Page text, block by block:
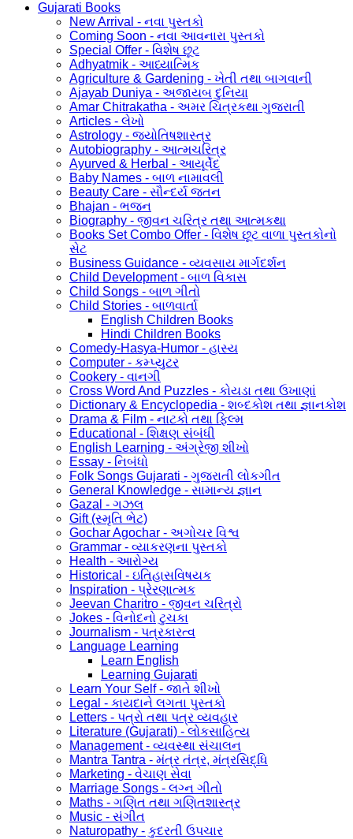
Gujarati Books
New Arrival - નવા પુસ્તકો
Coming Soon - નવા આવનારા પુસ્તકો
Special Offer - વિશેષ છૂટ
Adhyatmik - આધ્યાત્મિક
Agriculture & Gardening - ખેતી તથા બાગવાની
Ajayab Duniya - અજાયબ દુનિયા
Amar Chitrakatha - અમર ચિત્રકથા ગુજરાતી
Articles - લેખો
Astrology - જ્યોતિષશાસ્ત્ર
Autobiography - આત્મચરિત્ર
Ayurved & Herbal - આયૂર્વેદ
Baby Names - બાળ નામાવલી
Beauty Care - સૌન્દર્ય જતન
Bhajan - ભજન
Biography - જીવન ચરિત્ર તથા આત્મકથા
Books Set Combo Offer - વિશેષ છૂટ વાળા પુસ્તકોનો
સેટ
Business Guidance - વ્યવસાય માર્ગદર્શન
Child Development - બાળ વિકાસ
Child Songs - બાળ ગીતો
Child Stories - બાળવાર્તા
English Children Books
Hindi Children Books
Comedy-Hasya-Humor - હાસ્ય
Computer - કમ્પ્યુટર
Cookery - વાનગી
Cross Word And Puzzles - કોયડા તથા ઉખાણાં
Dictionary & Encyclopedia - શબ્દકોશ તથા જ્ઞાનકોશ
Drama & Film - નાટકો તથા ફિલ્મ
Educational - શિક્ષણ સંબંધી
English Learning - અંગ્રેજી શીખો
Essay - નિબંધો
Folk Songs Gujarati - ગુજરાતી લોકગીત
General Knowledge - સામાન્ય જ્ઞાન
Gazal - ગઝલ
Gift (સ્મૃતિ ભેટ)
Gochar Agochar - અગોચર વિશ્વ
Grammar - વ્યાકરણના પુસ્તકો
Health - આરોગ્ય
Historical - ઇતિહાસવિષયક
Inspiration - પ્રેરણાત્મક
Jeevan Charitro - જીવન ચરિત્રો
Jokes - વિનોદનો ટુચકા
Journalism - પત્રકારત્વ
Language Learning
Learn English
Learning Gujarati
Learn Your Self - જાતે શીખો
Legal - કાયદાને લગતા પુસ્તકો
Letters - પત્રો તથા પત્ર વ્યવહાર
Literature (Gujarati) - લોકસાહિત્ય
Management - વ્યવસ્થા સંચાલન
Mantra Tantra - મંત્ર તંત્ર, મંત્રસિદ્ધિ
Marketing - વેચાણ સેવા
Marriage Songs - લગ્ન ગીતો
Maths - ગણિત તથા ગણિતશાસ્ત્ર
Music - સંગીત
Naturopathy - કુદરતી ઉપચાર